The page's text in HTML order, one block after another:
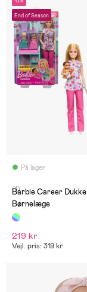
End of Season
På lager
(1)
Barbie Career Dukke
Børnelæge
219 kr
Vejl. pris: 319 kr